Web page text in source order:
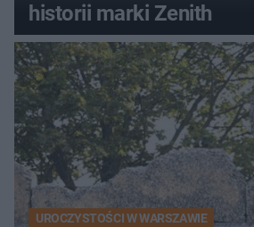
historii marki Zenith
UROCZYSTOŚCI W WARSZAWIE